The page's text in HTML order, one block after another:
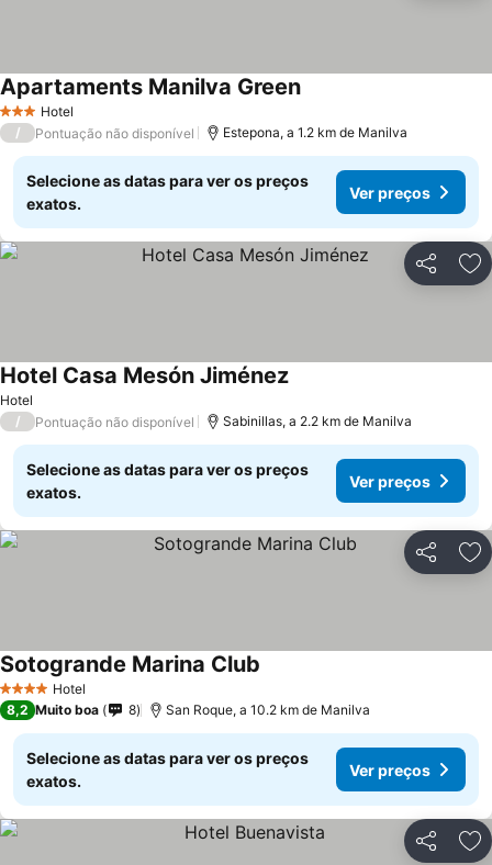
3 EstrelasHotel
Apartaments Manilva GreenVer preços
/ Pontuação não disponível Estepona, a 1.2 km de Manilva
Selecione as datas para ver os preços
exatos.
Ver preços
Partilhar
Hotel
Hotel Casa Mesón JiménezVer preços
/ Pontuação não disponível Sabinillas, a 2.2 km de Manilva
Selecione as datas para ver os preços
exatos.
Ver preços
Partilhar
4 EstrelasHotel
Sotogrande Marina Club
8,2 Muito boa 8 San Roque, a 10.2 km de Manilva
Selecione as datas para ver os preços
exatos.
Ver preços
Partilhar